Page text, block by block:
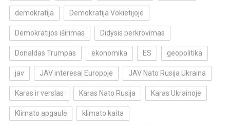
demokratija Demokratija Vokietijoje
Demokratijos iširimas Didysis perkrovimas
Donaldas Trumpas ekonomika ES geopolitika
jav JAV interesai Europoje JAV Nato Rusija Ukraina
Karas ir verslas Karas Nato Rusija Karas Ukrainoje
Klimato apgaulė klimato kaita